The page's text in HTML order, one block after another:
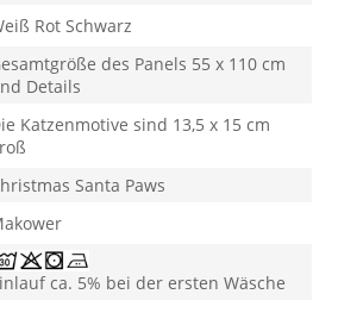
Rot Schwarz
des Panels 55 x 110 cm
Details
Katzenmotive sind 13,5 x 15 cm
Santa Paws
ca. 5% bei der ersten Wäsche